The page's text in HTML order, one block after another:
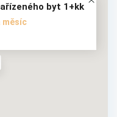
byt 1+kk
měsíc